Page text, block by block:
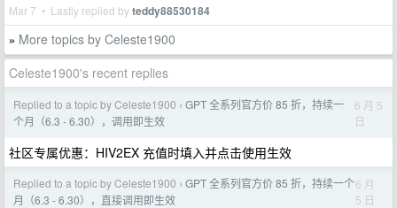
Mar 7 • Lastly replied byteddy88530184
» More topics by Celeste1900
Celeste1900's recent replies
Replied to a topic by Celeste1900 › GPT 全系列官方价 85 折，持续一
个月（6.3 - 6.30），调用即生效
6 月 5
日
社区专属优惠：HIV2EX 充值时填入并点击使用生效
Replied to a topic by Celeste1900 › GPT 全系列官方价 85 折，持续一个
月（6.3 - 6.30），直接调用即生效
6 月
5 日